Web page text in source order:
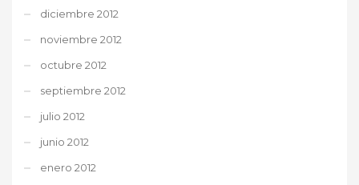
diciembre 2012
noviembre 2012
octubre 2012
septiembre 2012
julio 2012
junio 2012
enero 2012